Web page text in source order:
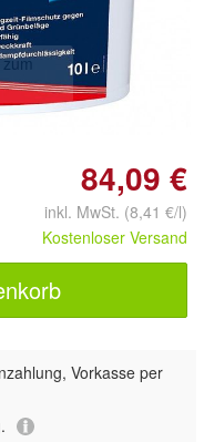
84,09 €
inkl. MwSt. (8,41 €/l)
Kostenloser Versand
Vorkasse per